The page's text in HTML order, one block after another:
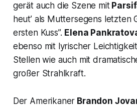
gerät auch die Szene mit
heut’ als Muttersegens letzten
ersten Kuss”. Elena
ebenso mit lyrischer
Stellen wie auch mit
großer Strahlkraft.
Der Amerikaner Brandon